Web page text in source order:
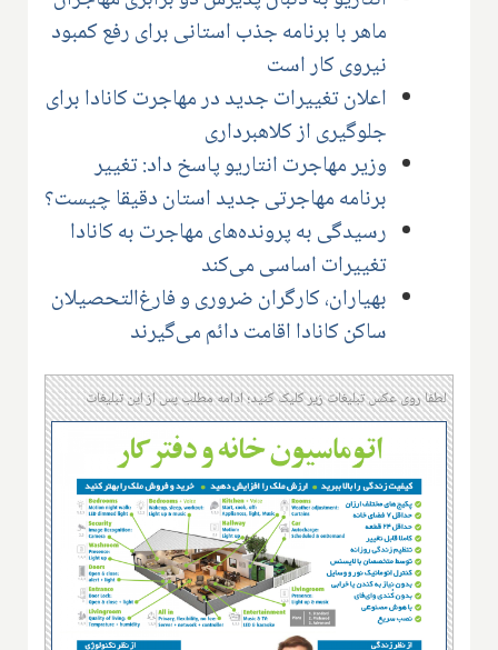
ماهر با برنامه جذب استانی برای رفع کمبود
نیروی کار است
اعلان تغییرات جدید در مهاجرت کانادا برای
جلوگیری از کلاهبرداری
وزیر مهاجرت انتاریو پاسخ داد: تغییر
برنامه مهاجرتی جدید استان دقیقا چیست؟
رسیدگی به پرونده‌های مهاجرت به کانادا
تغییرات اساسی می‌کند
بهیاران، کارگران ضروری و فارغ‌التحصیلان
ساکن کانادا اقامت دائم می‌گیرند
لطفا روی عکس تبلیغات زیر کلیک کنید؛ ادامه مطلب پس از این تبلیغات